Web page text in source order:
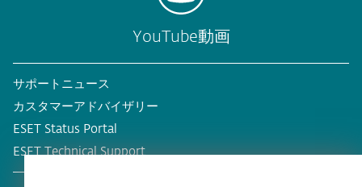
YouTube動画
サポートニュース
カスタマーアドバイザリー
ESET Status Portal
ESET Technical Support